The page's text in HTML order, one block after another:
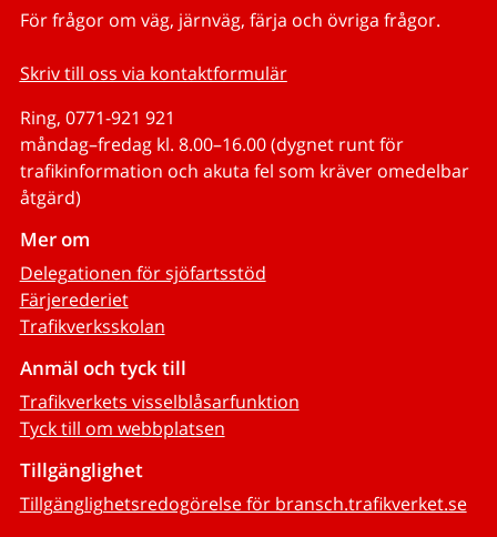
För frågor om väg, järnväg, färja och övriga frågor.
Skriv till oss via kontaktformulär
Ring, 0771-921 921
måndag–fredag kl. 8.00–16.00 (dygnet runt för
trafikinformation och akuta fel som kräver omedelbar
åtgärd)
Mer om
Delegationen för sjöfartsstöd
Färjerederiet
Trafikverksskolan
Anmäl och tyck till
Trafikverkets visselblåsarfunktion
Tyck till om webbplatsen
Tillgänglighet
Tillgänglighetsredogörelse för bransch.trafikverket.se